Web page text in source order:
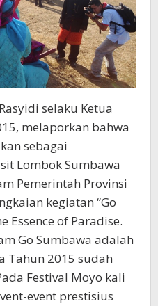
selaku Ketua
melaporkan bahwa
sebagai
Lombok Sumbawa
Pemerintah Provinsi
kegiatan “Go
Essence of Paradise.
Go Sumbawa adalah
Tahun 2015 sudah
Festival Moyo kali
event prestisius